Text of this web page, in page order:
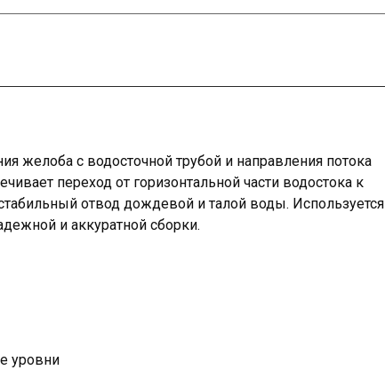
желоба с водосточной трубой и направления потока
переход от горизонтальной части водостока к
отвод дождевой и талой воды. Используется
и аккуратной сборки.
уровни